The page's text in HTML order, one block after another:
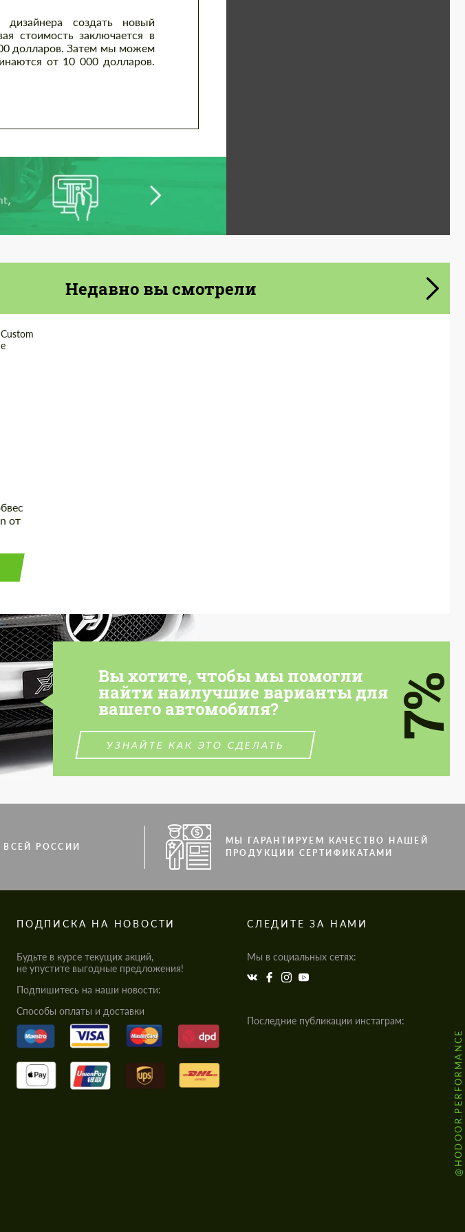
создать новый
стоимость заключается в
долларов. Затем мы можем
от 10 000 долларов.
Недавно вы смотрели
от
Вы хотите, чтобы мы помогли
найти наилучшие варианты для
вашего автомобиля?
УЗНАЙТЕ КАК ЭТО СДЕЛАТЬ
7%
РОССИИ
МЫ ГАРАНТИРУЕМ КАЧЕСТВО НАШЕЙ
ПРОДУКЦИИ СЕРТИФИКАТАМИ
ПОДПИСКА НА НОВОСТИ
Будьте в курсе текущих акций,
не упустите выгодные предложения!
Подпишитесь на наши новости:
Cпособы оплаты и доставки
СЛЕДИТЕ ЗА НАМИ
Мы в социальных сетях:
Последние публикации инстаграм:
@HODOOR.PERFORMANCE
СО МНОЙ
вашем языке
СО МНОЙ
вашем языке